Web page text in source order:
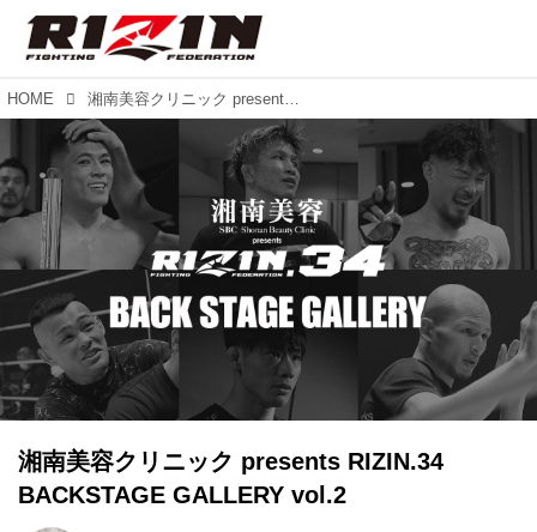
HOME 湘南美容クリニック presents RIZIN.34 BACKSTAGE GALLERY vol.2
湘南美容クリニック presents RIZIN.34
BACKSTAGE GALLERY vol.2